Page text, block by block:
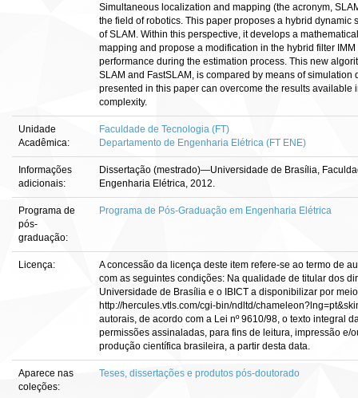
Simultaneous localization and mapping (the acronym,
the field of robotics. This paper proposes a hybrid dynamic
of SLAM. Within this perspective, it develops a
mapping and propose a modification in the hybrid filter
performance during the estimation process. This new
SLAM and FastSLAM, is compared by means of simulation
presented in this paper can overcome the results available
complexity.
Unidade
Acadêmica:
Faculdade de Tecnologia (FT)
Departamento de Engenharia Elétrica (FT ENE)
Informações
adicionais:
Dissertação (mestrado)—Universidade de Brasília,
Engenharia Elétrica, 2012.
Programa de
pós-
graduação:
Programa de Pós-Graduação em Engenharia Elétrica
Licença:
A concessão da licença deste item refere-se ao termo de
com as seguintes condições: Na qualidade de titular dos
Universidade de Brasília e o IBICT a disponibilizar por
http://hercules.vtls.com/cgi-bin/ndltd/
autorais, de acordo com a Lei nº 9610/98, o texto integral
permissões assinaladas, para fins de leitura, impressão e/
produção científica brasileira, a partir desta data.
Aparece nas
coleções:
Teses, dissertações e produtos pós-doutorado